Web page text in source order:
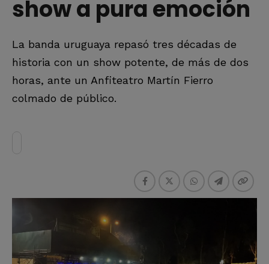
show a pura emoción
La banda uruguaya repasó tres décadas de
historia con un show potente, de más de dos
horas, ante un Anfiteatro Martín Fierro
colmado de público.